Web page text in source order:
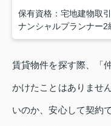
保有資格：宅地建物取
ナンシャルプランナー2
賃貸物件を探す際、「
かけたことはありませ
いのか、安心して契約